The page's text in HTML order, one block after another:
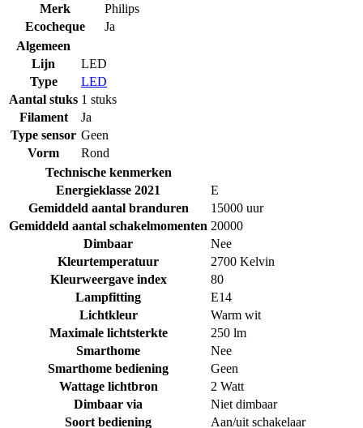
Merk
Philips
Ecocheque
Ja
Algemeen
Lijn
LED
Type
LED
Aantal stuks 1 stuks
Filament
Ja
Type sensor Geen
Vorm
Rond
Technische kenmerken
Energieklasse 2021
E
Gemiddeld aantal branduren
15000 uur
Gemiddeld aantal schakelmomenten 20000
Dimbaar
Nee
Kleurtemperatuur
2700 Kelvin
Kleurweergave index
80
Lampfitting
E14
Lichtkleur
Warm wit
Maximale lichtsterkte
250 lm
Smarthome
Nee
Smarthome bediening
Geen
Wattage lichtbron
2 Watt
Dimbaar via
Niet dimbaar
Soort bediening
Aan/uit schakelaar